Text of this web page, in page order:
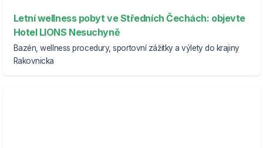
Letní wellness pobyt ve Středních Čechách: objevte
Hotel LIONS Nesuchyně
Bazén, wellness procedury, sportovní zážitky a výlety do krajiny
Rakovnicka